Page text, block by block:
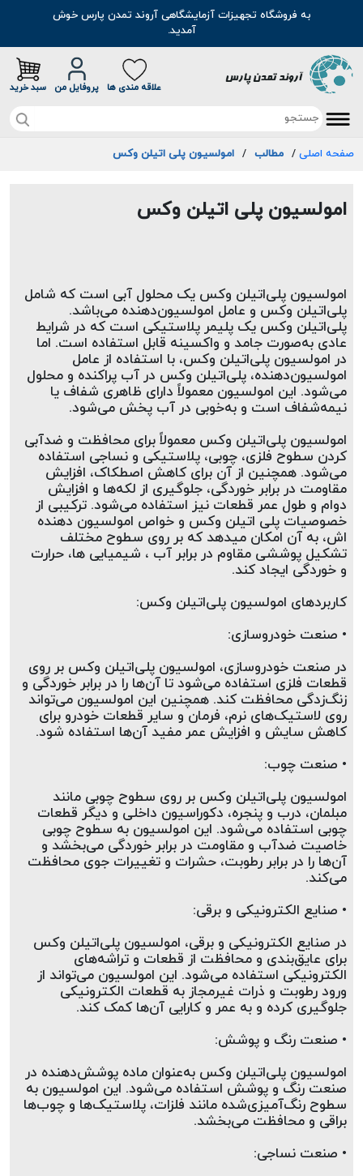
به فروشگاه تجهیزات آزمایشگاهی آروند تمدن پارس خوش
آمدید.
علاقه مندی ها پروفایل من سبد خرید
صفحه اصلی
محصولات
رنگ
اسانس
روغن و عصاره
ظروف
ماسک و ضدعفونی کننده
شیشه آلات آزمایشگاهی و تجهیزات
تجهیزات آزمایشگاهی پلاستیکی
دستگاه های دیجیتال
محصولات آرایشی و بهداشتی
قهوه
همه محصولات
سوالات متداول
درباره ما
ارتباط با ما
صفحه اصلی / مطالب / امولسیون پلی اتیلن وکس
امولسیون پلی اتیلن وکس
امولسیون پلی‌اتیلن وکس یک محلول آبی است که شامل
پلی‌اتیلن وکس و عامل امولسیون‌دهنده می‌باشد.
پلی‌اتیلن وکس یک پلیمر پلاستیکی است که در شرایط
عادی به‌صورت جامد و واکسینه قابل استفاده است. اما
در امولسیون پلی‌اتیلن وکس، با استفاده از عامل
امولسیون‌دهنده، پلی‌اتیلن وکس در آب پراکنده و محلول
می‌شود. این امولسیون معمولاً دارای ظاهری شفاف یا
نیمه‌شفاف است و به‌خوبی در آب پخش می‌شود.
امولسیون پلی‌اتیلن وکس معمولاً برای محافظت و ضدآبی
کردن سطوح فلزی، چوبی، پلاستیکی و نساجی استفاده
می‌شود. همچنین از آن برای کاهش اصطکاک، افزایش
مقاومت در برابر خوردگی، جلوگیری از لکه‌ها و افزایش
دوام و طول عمر قطعات نیز استفاده می‌شود. ترکیبی از
خصوصیات پلی اتیلن وکس و خواص امولسیون دهنده
اش، به آن امکان میدهد که بر روی سطوح مختلف
تشکیل پوششی مقاوم در برابر آب ، شیمیایی ها، حرارت
و خوردگی ایجاد کند.
کاربردهای امولسیون پلی‌اتیلن وکس:
• صنعت خودروسازی:
در صنعت خودروسازی، امولسیون پلی‌اتیلن وکس بر روی
قطعات فلزی استفاده می‌شود تا آن‌ها را در برابر خوردگی و
زنگ‌زدگی محافظت کند. همچنین این امولسیون می‌تواند
روی لاستیک‌های نرم، فرمان و سایر قطعات خودرو برای
کاهش سایش و افزایش عمر مفید آن‌ها استفاده شود.
• صنعت چوب:
امولسیون پلی‌اتیلن وکس بر روی سطوح چوبی مانند
مبلمان، درب و پنجره، دکوراسیون داخلی و دیگر قطعات
چوبی استفاده می‌شود. این امولسیون به سطوح چوبی
خاصیت ضدآب و مقاومت در برابر خوردگی می‌بخشد و
آن‌ها را در برابر رطوبت، حشرات و تغییرات جوی محافظت
می‌کند.
• صنایع الکترونیکی و برقی:
در صنایع الکترونیکی و برقی، امولسیون پلی‌اتیلن وکس
برای عایق‌بندی و محافظت از قطعات و تراشه‌های
الکترونیکی استفاده می‌شود. این امولسیون می‌تواند از
ورود رطوبت و ذرات غیرمجاز به قطعات الکترونیکی
جلوگیری کرده و به عمر و کارایی آن‌ها کمک کند.
• صنعت رنگ و پوشش:
امولسیون پلی‌اتیلن وکس به‌عنوان ماده پوشش‌دهنده در
صنعت رنگ و پوشش استفاده می‌شود. این امولسیون به
سطوح رنگ‌آمیزی‌شده مانند فلزات، پلاستیک‌ها و چوب‌ها
براقی و محافظت می‌بخشد.
• صنعت نساجی: